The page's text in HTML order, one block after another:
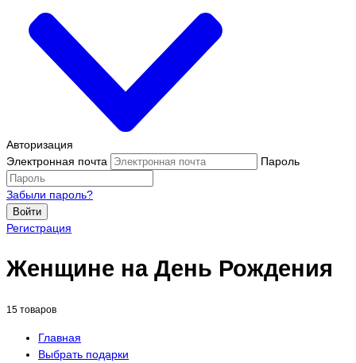
Авторизация
Электронная почта
Пароль
Забыли пароль?
Войти
Регистрация
Женщине на День Рождения
15 товаров
Главная
Выбрать подарки